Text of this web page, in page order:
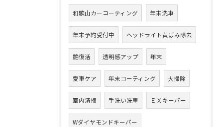
和歌山カーコーティング 年末洗車
年末予約受付中 ヘッドライト黄ばみ除去
艶復活 透明感アップ 年末
愛車ケア 年末コーティング 大掃除
室内清掃 手洗い洗車 ＥＸキーパー
Wダイヤモンドキーパー